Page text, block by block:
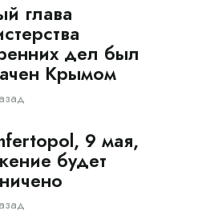
глава
дел был
Крымом
9 мая,
будет